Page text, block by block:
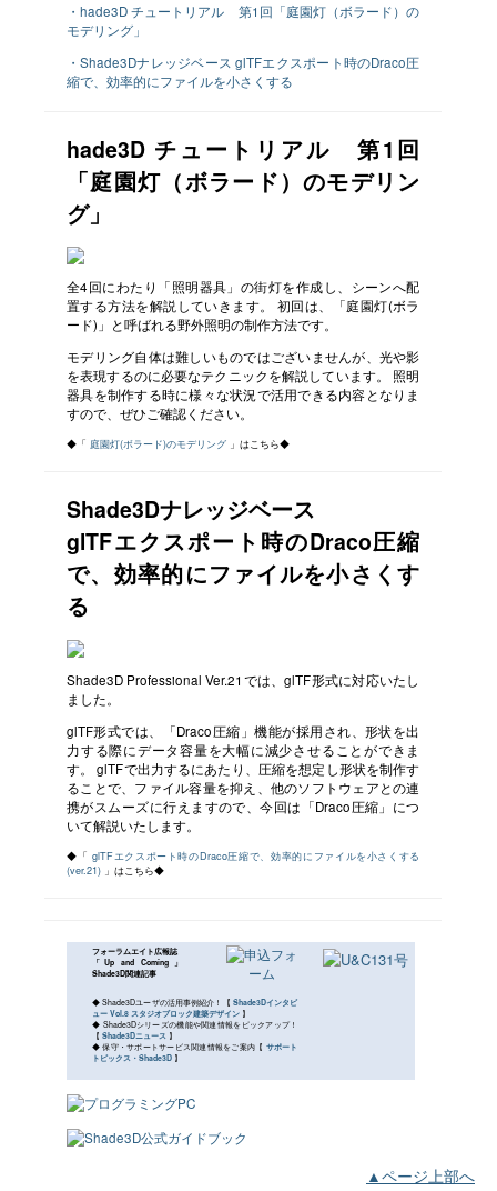
・hade3D チュートリアル 第1回「庭園灯（ボラード）の
モデリング」
・Shade3Dナレッジベース glTFエクスポート時のDraco圧
縮で、効率的にファイルを小さくする
hade3D チュートリアル 第1回
「庭園灯（ボラード）のモデリン
グ」
全4回にわたり「照明器具」の街灯を作成し、シーンへ配
置する方法を解説していきます。 初回は、「庭園灯(ボラ
ード)」と呼ばれる野外照明の制作方法です。
モデリング自体は難しいものではございませんが、光や影
を表現するのに必要なテクニックを解説しています。 照明
器具を制作する時に様々な状況で活用できる内容となりま
すので、ぜひご確認ください。
◆「 庭園灯(ボラード)のモデリング 」はこちら◆
Shade3Dナレッジベース
glTFエクスポート時のDraco圧縮
で、効率的にファイルを小さくす
る
Shade3D Professional Ver.21では、glTF形式に対応いたし
ました。
glTF形式では、「Draco圧縮」機能が採用され、形状を出
力する際にデータ容量を大幅に減少させることができま
す。 glTFで出力するにあたり、圧縮を想定し形状を制作す
ることで、ファイル容量を抑え、他のソフトウェアとの連
携がスムーズに行えますので、今回は「Draco圧縮」につ
いて解説いたします。
◆「 glTFエクスポート時のDraco圧縮で、効率的にファイルを小さくする
(ver.21) 」はこちら◆
フォーラムエイト広報誌
「Up and Coming」
Shade3D関連記事
◆ Shade3Dユーザの活用事例紹介！【 Shade3Dインタビ
ュー Vol.8 スタジオブロック建築デザイン 】
◆ Shade3Dシリーズの機能や関連情報をピックアップ！
【 Shade3Dニュース 】
◆ 保守・サポートサービス関連情報をご案内【 サポート
トピックス・Shade3D 】
▲ページ上部へ